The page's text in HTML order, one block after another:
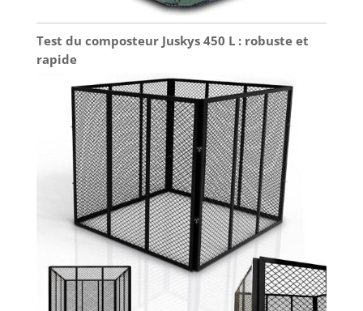
Test du composteur Juskys 450 L : robuste et
rapide